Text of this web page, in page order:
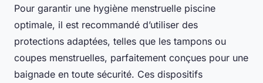
Pour garantir une hygiène menstruelle piscine
optimale, il est recommandé d’utiliser des
protections adaptées, telles que les tampons ou
coupes menstruelles, parfaitement conçues pour une
baignade en toute sécurité. Ces dispositifs